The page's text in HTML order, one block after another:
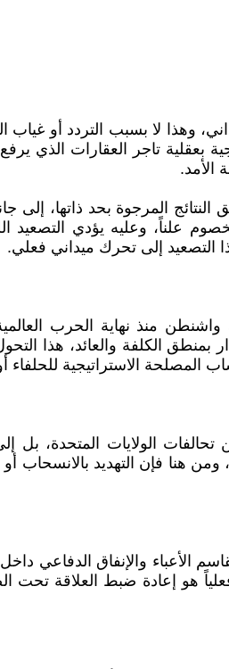
وهذا لا بسبب التردد أو
بعقلية تاجر العقارات الذي
النتائج المرجوة بحد ذاتها،
علناً، وعليه يؤدي التصعيد
التصعيد إلى تحرك ميداني فعلي.
منذ نهاية الحرب العالمية
بمنطق الكلفة والعائد،
المصلحة الاستراتيجية للحلفاء
الولايات المتحدة، بل
ومن هنا فإن التهديد
الأعباء والإنفاق
هو إعادة ضبط العلاقة